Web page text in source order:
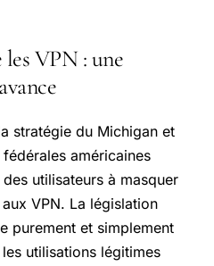
VPN : une
stratégie du Michigan et
américaines
utilisateurs à masquer
VPN. La législation
purement et simplement
utilisations légitimes